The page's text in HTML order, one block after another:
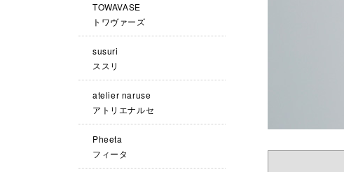
TOWAVASE
トワヴァーズ
susuri
ススリ
atelier naruse
アトリエナルセ
Pheeta
フィータ